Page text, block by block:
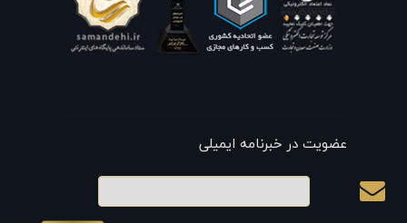
عضویت در خبرنامه ایمیلی